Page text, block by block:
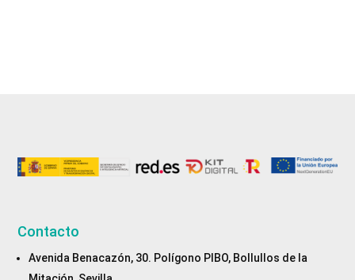
Contacto
Avenida Benacazón, 30. Polígono PIBO, Bollullos de la